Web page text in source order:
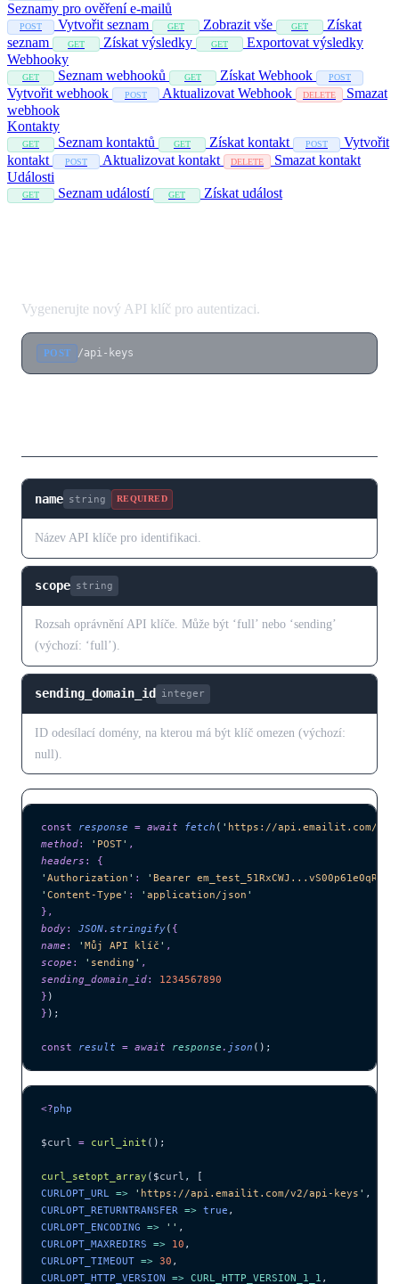
Seznamy pro ověření e-mailů
POST Vytvořit seznam GET Zobrazit vše GET
Získat
seznam
GET Získat výsledky GET
Exportovat výsledky
Webhooky
GET Seznam webhooků GET Získat Webhook POST
Vytvořit webhook POST Aktualizovat Webhook DELETE
Smazat
webhook
Kontakty
GET Seznam kontaktů GET Získat kontakt POST
Vytvořit
kontakt
POST Aktualizovat kontakt DELETE
Smazat kontakt
Události
GET Seznam událostí GET Získat událost
Vygenerujte nový API klíč pro autentizaci.
POST /api-keys
name string REQUIRED
Název API klíče pro identifikaci.
scope string
Rozsah oprávnění API klíče. Může být ‘full’ nebo ‘sending’
(výchozí: ‘full’).
sending_domain_id integer
ID odesílací domény, na kterou má být klíč omezen (výchozí:
null).
const response = await fetch ( ' https://api.emailit.com/v2/
method: ' POST' ,
headers :
{
' Authorization ' : ' Bearer em_test_51RxCWJ...vS00p61e0qRE
' Content-Type ' : ' application/json '
},
body: JSON. stringify( {
name : ' Můj API klíč ' ,
scope : ' sending ' ,
sending_domain_id:
1234567890
} )
} );
const result = await response . json ();
<?php
$curl = curl_init ();
curl_setopt_array ($curl ,
[
CURLOPT_URL => ' https://api.emailit.com/v2/api-keys ' ,
CURLOPT_RETURNTRANSFER => true ,
CURLOPT_ENCODING => '' ,
CURLOPT_MAXREDIRS => 10 ,
CURLOPT_TIMEOUT => 30 ,
CURLOPT_HTTP_VERSION => CURL_HTTP_VERSION_1_1 ,